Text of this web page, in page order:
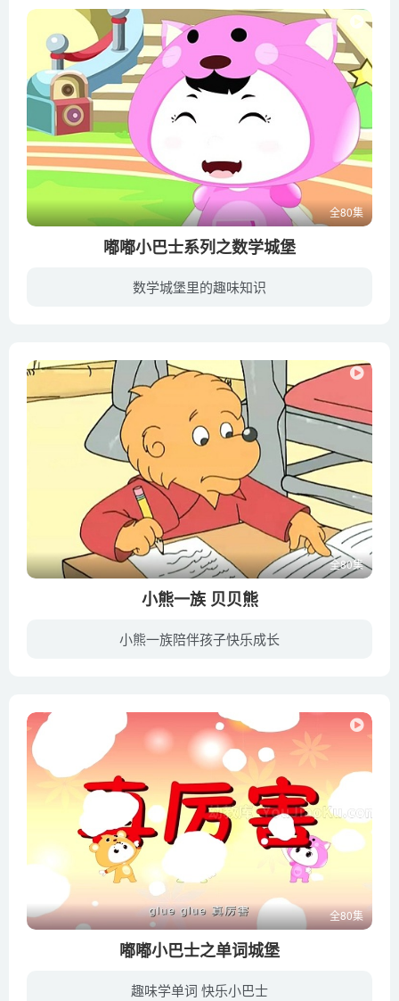
57 80以内的数减10
58 90以内的数减10
59 100以内的数减10
60 两位数减去两位数
61 1的乘法
62 2的乘法
63 3的乘法
65 5的乘法
70 九九乘法表
71 1的除法
73 3的除法
76 6的除法
77 7的除法
78 8的除法
80 加减乘除综合运算
全80集
嘟嘟小巴士系列之数学城堡
数学城堡里的趣味知识
全80集
小熊一族 贝贝熊
小熊一族陪伴孩子快乐成长
全80集
嘟嘟小巴士之单词城堡
趣味学单词 快乐小巴士